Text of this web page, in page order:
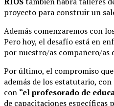
proyecto para construir un
Además comenzaremos con
Pero hoy, el desafío está en
por nuestro/as compañero/as
Por último, el compromiso
además de los estatutario,
con “el profesorado de
de capacitaciones específicas